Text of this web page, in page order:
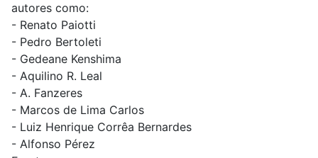
autores como:
- Renato Paiotti
- Pedro Bertoleti
- Gedeane Kenshima
- Aquilino R. Leal
- A. Fanzeres
- Marcos de Lima Carlos
- Luiz Henrique Corrêa Bernardes
- Alfonso Pérez